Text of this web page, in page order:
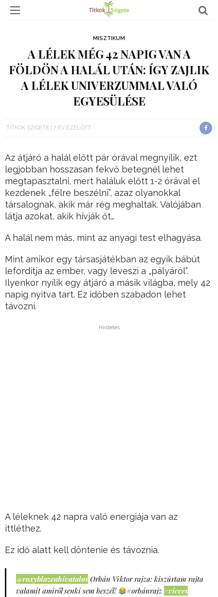
MISZTIKUM
A LÉLEK MÉG 42 NAPIG VAN A
FÖLDÖN A HALÁL UTÁN: ÍGY ZAJLIK
A LÉLEK UNIVERZUMMAL VALÓ
EGYESÜLÉSE
TITKOK SZIGETE 7 ÉV EZELŐTT
Az átjáró a halál előtt pár órával megnyílik, ezt
legjobban hosszasan fekvő betegnél lehet
megtapasztalni, mert haláluk előtt 1-2 órával el
kezdenek „félre beszélni”, azaz olyanokkal
társalognak, akik már rég meghaltak. Valójában
látja azokat, akik hívják őt…
A halál nem más, mint az anyagi test elhagyása.
Mint amikor egy társasjátékban az egyik bábút
lefordítja az ember, vagy leveszi a „pályáról”.
Ilyenkor nyílik egy átjáró a másik világba, mely 42
napig nyitva tart. Ez időben szabadon lehet
távozni.
Hirdetés
A léleknek 42 napra való energiája van az
ittléthez.
Ez idő alatt kell döntenie és távoznia.
@roxyblazeahivatalos Orbán Viktor rajza: kiszúrtam rajta
valamit amiről senki sem beszél!
#orbánrajz #vicces